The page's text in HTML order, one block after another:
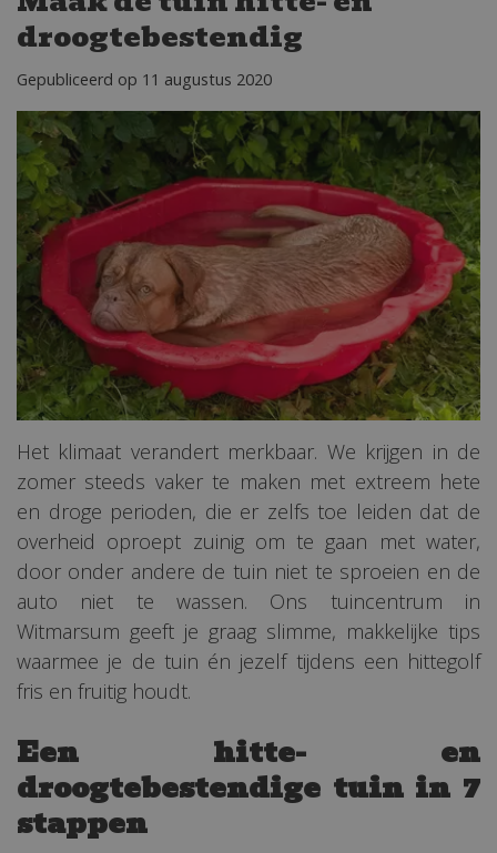
droogtebestendig
Gepubliceerd op 11 augustus 2020
Het klimaat verandert merkbaar. We krijgen in de
zomer steeds vaker te maken met extreem hete
en droge perioden, die er zelfs toe leiden dat de
overheid oproept zuinig om te gaan met water,
door onder andere de tuin niet te sproeien en de
auto niet te wassen. Ons tuincentrum in
Witmarsum geeft je graag slimme, makkelijke tips
waarmee je de tuin én jezelf tijdens een hittegolf
fris en fruitig houdt.
Een hitte- en
droogtebestendige tuin in 7
stappen